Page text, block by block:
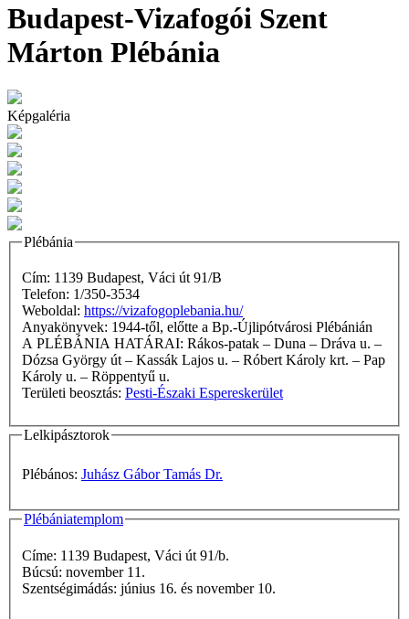
Budapest-Vizafogói Szent
Márton Plébánia
Képgaléria
Plébánia
Cím: 1139 Budapest, Váci út 91/B
Telefon: 1/350-3534
Weboldal: https://vizafogoplebania.hu/
Anyakönyvek: 1944-től, előtte a Bp.-Újlipótvárosi Plébánián
A PLÉBÁNIA HATÁRAI: Rákos-patak – Duna – Dráva u. –
Dózsa György út – Kassák Lajos u. – Róbert Károly krt. – Pap
Károly u. – Röppentyű u.
Területi beosztás: Pesti-Északi Espereskerület
Lelkipásztorok
Plébános: Juhász Gábor Tamás Dr.
Plébániatemplom
Címe: 1139 Budapest, Váci út 91/b.
Búcsú: november 11.
Szentségimádás: június 16. és november 10.